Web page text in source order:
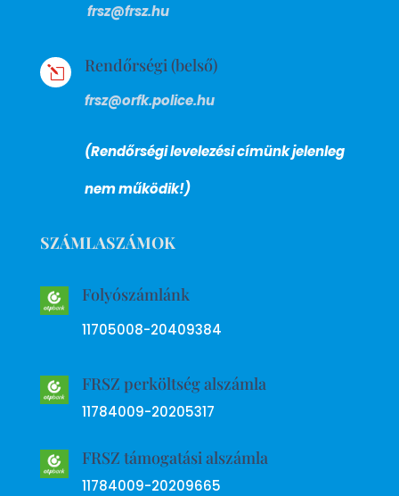
frsz@frsz.hu
l Rendőrségi (belső)
frsz@orfk.police.hu
(Rendőrségi levelezési címünk jelenleg
nem működik!)
SZÁMLASZÁMOK
Folyószámlánk
11705008-20409384
FRSZ perköltség alszámla
11784009-20205317
FRSZ támogatási alszámla
11784009-20209665